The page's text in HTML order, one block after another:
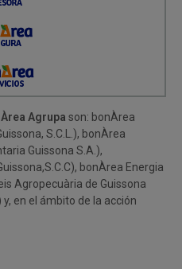
Agrupa son: bonÀrea
S.C.L.), bonÀrea
Guissona S.A.),
bonÀrea Energia
Agropecuària de Guissona
en el ámbito de la acción